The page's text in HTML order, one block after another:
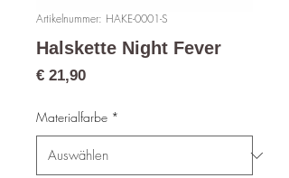
Artikelnummer: HAKE-0001-S
Halskette Night Fever
€ 21,90Preis
Materialfarbe *